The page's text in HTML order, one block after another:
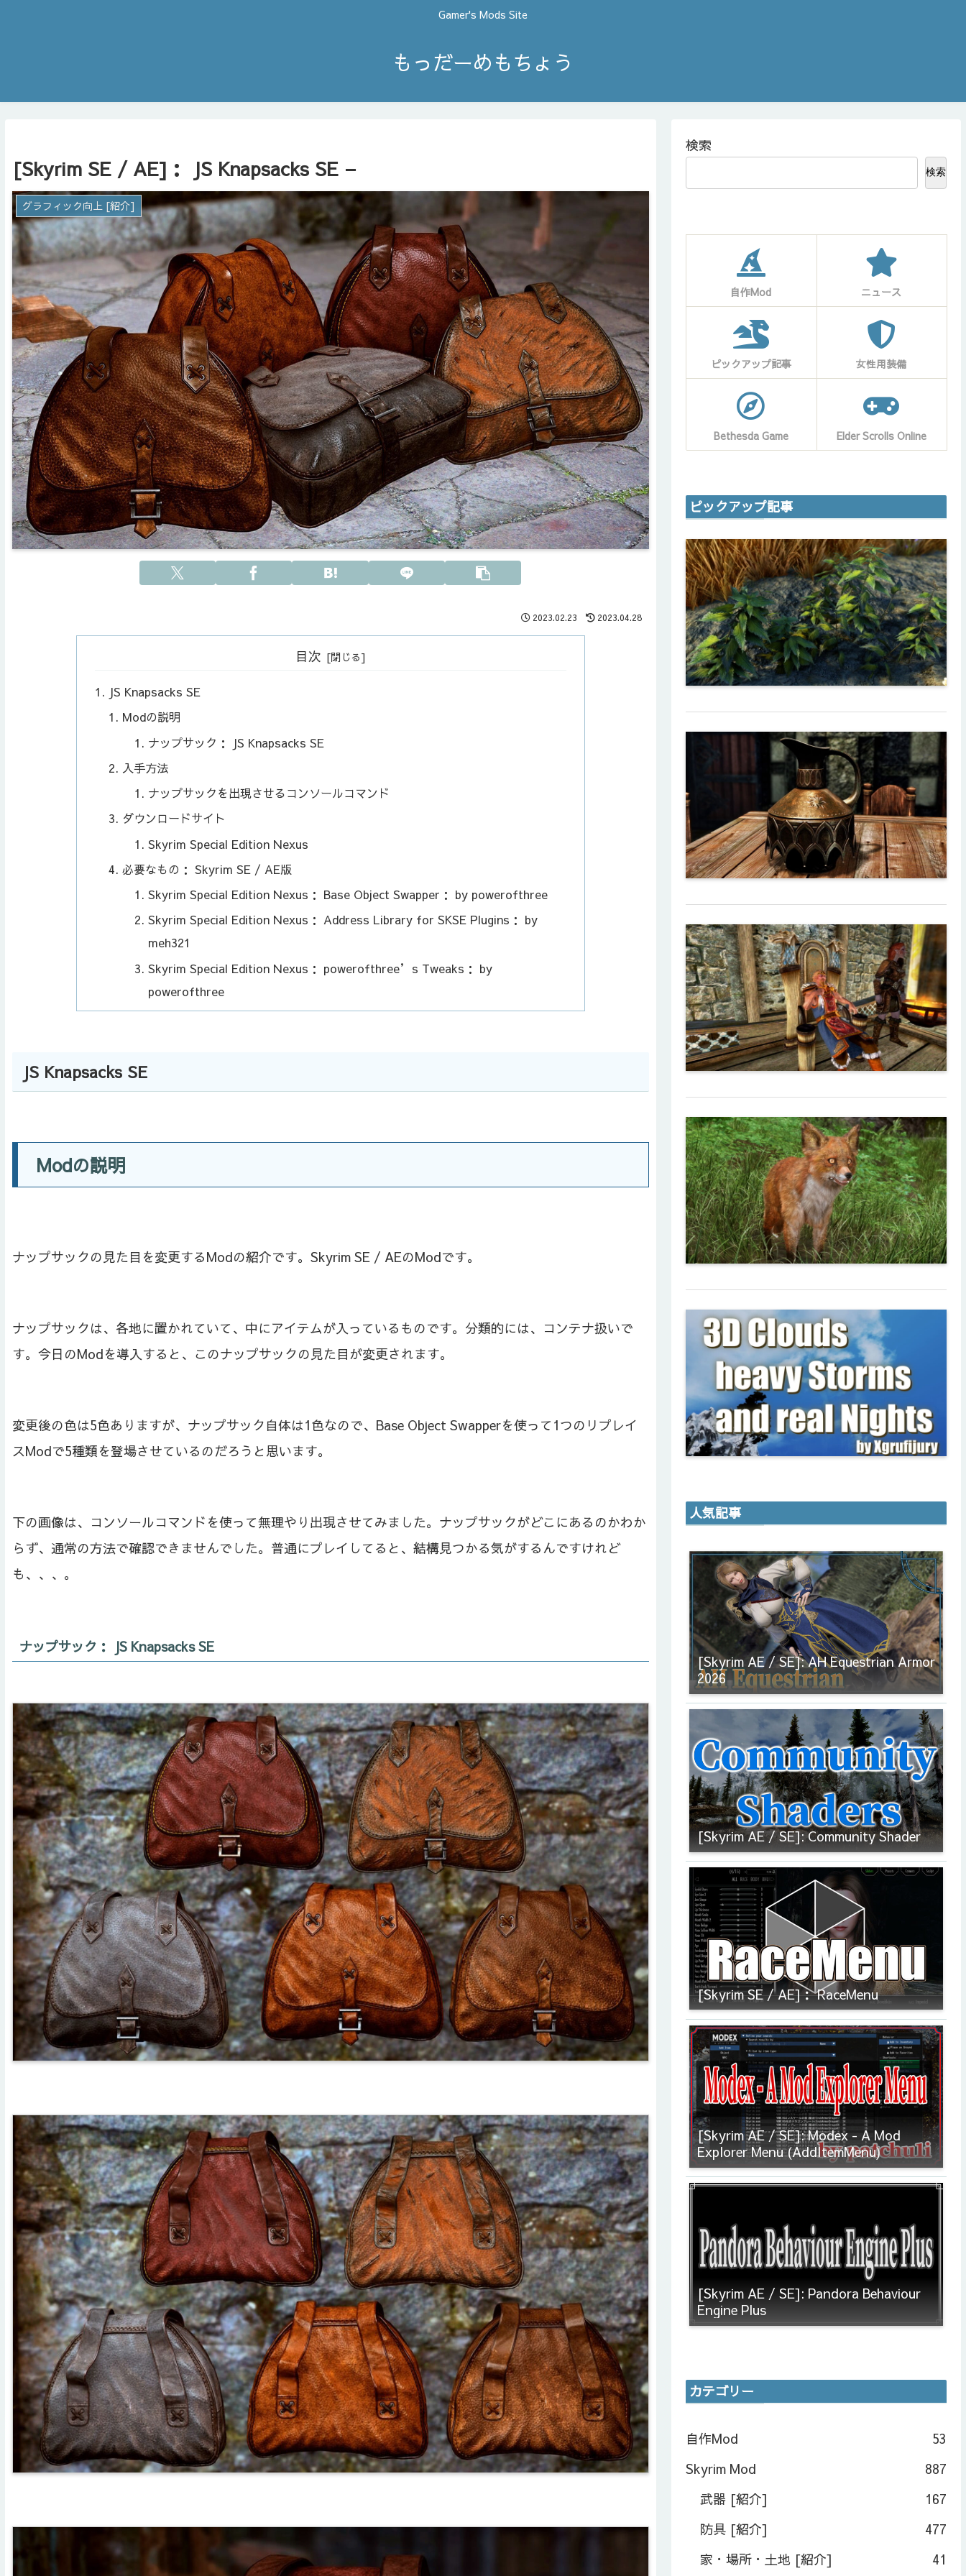
Gamer's Mods Site
もっだーめもちょう
[Skyrim SE / AE]： JS Knapsacks SE –
グラフィック向上 [紹介]
2023.02.23 2023.04.28
目次
JS Knapsacks SE
Modの説明
ナップサック： JS Knapsacks SE
入手方法
ナップサックを出現させるコンソールコマンド
ダウンロードサイト
Skyrim Special Edition Nexus
必要なもの： Skyrim SE / AE版
Skyrim Special Edition Nexus： Base Object Swapper： by powerofthree
Skyrim Special Edition Nexus： Address Library for SKSE Plugins： by
meh321
Skyrim Special Edition Nexus： powerofthree’s Tweaks： by
powerofthree
JS Knapsacks SE
Modの説明
ナップサックの見た目を変更するModの紹介です。Skyrim SE / AEのModです。
ナップサックは、各地に置かれていて、中にアイテムが入っているものです。分類的には、コンテナ扱いで
す。今日のModを導入すると、このナップサックの見た目が変更されます。
変更後の色は5色ありますが、ナップサック自体は1色なので、Base Object Swapperを使って1つのリプレイ
スModで5種類を登場させているのだろうと思います。
下の画像は、コンソールコマンドを使って無理やり出現させてみました。ナップサックがどこにあるのかわか
らず、通常の方法で確認できませんでした。普通にプレイしてると、結構見つかる気がするんですけれど
も、、、。
ナップサック： JS Knapsacks SE
検索
検索
自作Mod ニュース
ピックアップ記事 女性用装備
Bethesda Game Elder Scrolls Online
ピックアップ記事
人気記事
[Skyrim AE / SE]: AH Equestrian Armor
2026
[Skyrim AE / SE]: Community Shader
[Skyrim SE / AE]： RaceMenu
[Skyrim AE / SE]: Modex - A Mod
Explorer Menu (AddItemMenu)
[Skyrim AE / SE]: Pandora Behaviour
Engine Plus
カテゴリー
自作Mod
53
Skyrim Mod
887
武器 [紹介]
167
防具 [紹介]
477
家・場所・土地 [紹介]
41